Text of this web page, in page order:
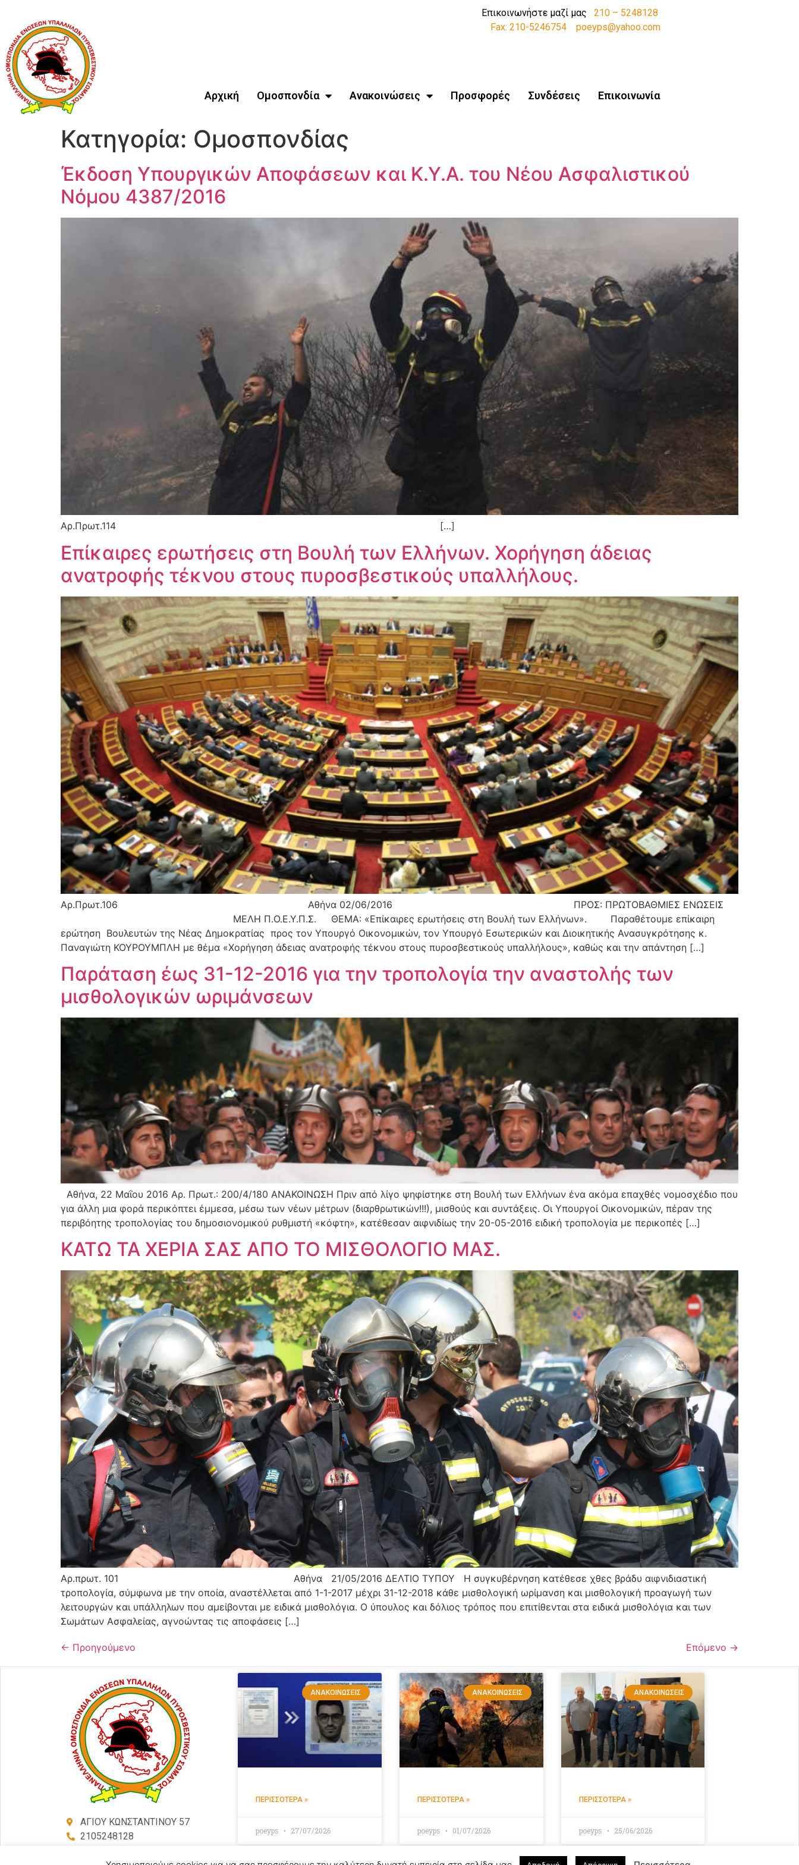
Επικοινωνήστε μαζί μας 210 – 5248128
Fax: 210-5246754
poeyps@yahoo.com
Αρχική Ομοσπονδία Ανακοινώσεις Προσφορές Συνδέσεις Επικοινωνία
Κατηγορία: Ομοσπονδίας
Έκδοση Υπουργικών Αποφάσεων και Κ.Υ.Α. του Νέου Ασφαλιστικού
Νόμου 4387/2016
Αρ.Πρωτ.114 […]
Επίκαιρες ερωτήσεις στη Βουλή των Ελλήνων. Χορήγηση άδειας
ανατροφής τέκνου στους πυροσβεστικούς υπαλλήλους.
Αρ.Πρωτ.106 Αθήνα 02/06/2016 ΠΡΟΣ: ΠΡΩΤΟΒΑΘΜΙΕΣ ΕΝΩΣΕΙΣ
ΜΕΛΗ Π.Ο.Ε.Υ.Π.Σ. ΘΕΜΑ: «Επίκαιρες ερωτήσεις στη Βουλή των Ελλήνων». Παραθέτουμε επίκαιρη
ερώτηση Βουλευτών της Νέας Δημοκρατίας προς τον Υπουργό Οικονομικών, τον Υπουργό Εσωτερικών και Διοικητικής Ανασυγκρότησης κ.
Παναγιώτη ΚΟΥΡΟΥΜΠΛΗ με θέμα «Χορήγηση άδειας ανατροφής τέκνου στους πυροσβεστικούς υπαλλήλους», καθώς και την απάντηση […]
Παράταση έως 31-12-2016 για την τροπολογία την αναστολής των
μισθολογικών ωριμάνσεων
Αθήνα, 22 Μαΐου 2016 Αρ. Πρωτ.: 200/4/180 ΑΝΑΚΟΙΝΩΣΗ Πριν από λίγο ψηφίστηκε στη Βουλή των Ελλήνων ένα ακόμα επαχθές νομοσχέδιο που
για άλλη μια φορά περικόπτει έμμεσα, μέσω των νέων μέτρων (διαρθρωτικών!!!), μισθούς και συντάξεις. Οι Υπουργοί Οικονομικών, πέραν της
περιβόητης τροπολογίας του δημοσιονομικού ρυθμιστή «κόφτη», κατέθεσαν αιφνιδίως την 20-05-2016 ειδική τροπολογία με περικοπές […]
ΚΑΤΩ ΤΑ ΧΕΡΙΑ ΣΑΣ ΑΠΟ ΤΟ ΜΙΣΘΟΛΟΓΙΟ ΜΑΣ.
Αρ.πρωτ. 101 Αθήνα 21/05/2016 ΔΕΛΤΙΟ ΤΥΠΟΥ Η συγκυβέρνηση κατέθεσε χθες βράδυ αιφνιδιαστική
τροπολογία, σύμφωνα με την οποία, αναστέλλεται από 1-1-2017 μέχρι 31-12-2018 κάθε μισθολογική ωρίμανση και μισθολογική προαγωγή των
λειτουργών και υπάλληλων που αμείβονται με ειδικά μισθολόγια. Ο ύπουλος και δόλιος τρόπος που επιτίθενται στα ειδικά μισθολόγια και των
Σωμάτων Ασφαλείας, αγνοώντας τις αποφάσεις […]
← Προηγούμενο Επόμενο →
ΑΓΙΟΥ ΚΩΝΣΤΑΝΤΙΝΟΥ 57
2105248128
ΑΝΑΚΟΙΝΏΣΕΙΣ
ΠΕΡΙΣΣΌΤΕΡΑ »
poeyps 27/07/2026
ΑΝΑΚΟΙΝΏΣΕΙΣ
ΠΕΡΙΣΣΌΤΕΡΑ »
poeyps 01/07/2026
ΑΝΑΚΟΙΝΏΣΕΙΣ
ΠΕΡΙΣΣΌΤΕΡΑ »
poeyps 25/06/2026